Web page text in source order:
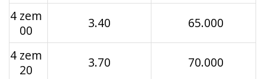
4 zem
00
3.40 65.000
4 zem
20
3.70 70.000